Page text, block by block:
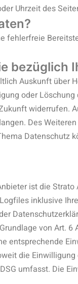
Uhrzeit des
fehlerfreie
bezüglich
Auskunft über
oder
widerrufen.
Des
Datenschutz
ist die
inklusive
von Art.
entsprechende
die
umfasst. Die